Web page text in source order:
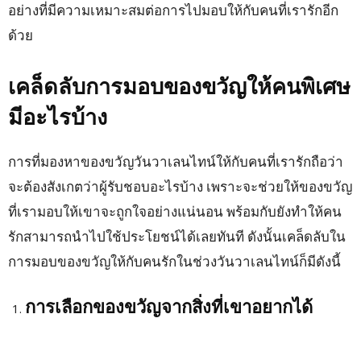
อย่างที่มีความเหมาะสมต่อการไปมอบให้กับคนที่เรารักอีก
ด้วย
เคล็ดลับการมอบของขวัญให้คนพิเศษ
มีอะไรบ้าง
การที่มองหาของขวัญวันวาเลนไทน์ให้กับคนที่เรารักถือว่า
จะต้องสังเกตว่าผู้รับชอบอะไรบ้าง เพราะจะช่วยให้ของขวัญ
ที่เรามอบให้เขาจะถูกใจอย่างแน่นอน พร้อมกับยังทำให้คน
รักสามารถนำไปใช้ประโยชน์ได้เลยทันที ดังนั้นเคล็ดลับใน
การมอบของขวัญให้กับคนรักในช่วงวันวาเลนไทน์ก็มีดังนี้
การเลือกของขวัญจากสิ่งที่เขาอยากได้